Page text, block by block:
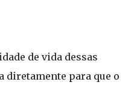
de vida dessas
diretamente para que o